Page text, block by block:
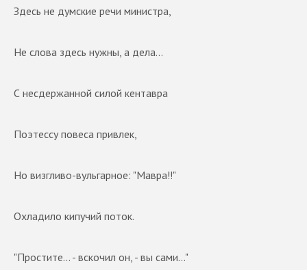
Здесь не думские речи министра,
Не слова здесь нужны, а дела...
С несдержанной силой кентавра
Поэтессу повеса привлек,
Но визгливо-вульгарное: "Мавра!!"
Охладило кипучий поток.
"Простите... - вскочил он, - вы сами..."